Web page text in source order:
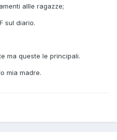
allle ragazze;
sul diario.
ma queste le principali.
mia madre.